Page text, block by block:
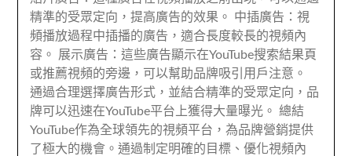
精準的受眾定向，提高廣告的效果。 中插廣告：視
頻播放過程中插播的廣告，適合長度較長的視頻內
容。 展示廣告：這些廣告顯示在YouTube搜索結果頁
或推薦視頻的旁邊，可以幫助品牌吸引用戶注意。
通過合理選擇廣告形式，並結合精準的受眾定向，品
牌可以迅速在YouTube平台上獲得大量曝光。 總結
YouTube作為全球領先的視頻平台，為品牌營銷提供
了極大的機會。通過制定明確的目標、優化視頻內